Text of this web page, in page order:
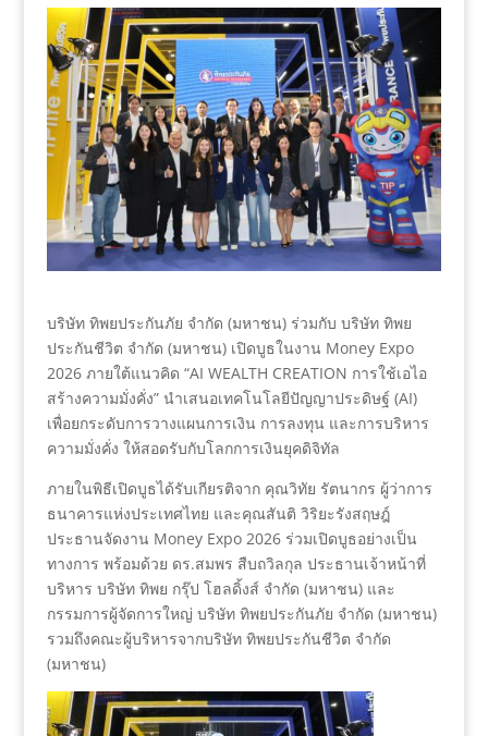
บริษัท ทิพยประกันภัย จำกัด (มหาชน) ร่วมกับ บริษัท ทิพย
ประกันชีวิต จำกัด (มหาชน) เปิดบูธในงาน Money Expo
2026 ภายใต้แนวคิด “AI WEALTH CREATION การใช้เอไอ
สร้างความมั่งคั่ง” นำเสนอเทคโนโลยีปัญญาประดิษฐ์ (AI)
เพื่อยกระดับการวางแผนการเงิน การลงทุน และการบริหาร
ความมั่งคั่ง ให้สอดรับกับโลกการเงินยุคดิจิทัล
ภายในพิธีเปิดบูธได้รับเกียรติจาก คุณวิทัย รัตนากร ผู้ว่าการ
ธนาคารแห่งประเทศไทย และคุณสันติ วิริยะรังสฤษฎ์
ประธานจัดงาน Money Expo 2026 ร่วมเปิดบูธอย่างเป็น
ทางการ พร้อมด้วย ดร.สมพร สืบถวิลกุล ประธานเจ้าหน้าที่
บริหาร บริษัท ทิพย กรุ๊ป โฮลดิ้งส์ จำกัด (มหาชน) และ
กรรมการผู้จัดการใหญ่ บริษัท ทิพยประกันภัย จำกัด (มหาชน)
รวมถึงคณะผู้บริหารจากบริษัท ทิพยประกันชีวิต จำกัด
(มหาชน)